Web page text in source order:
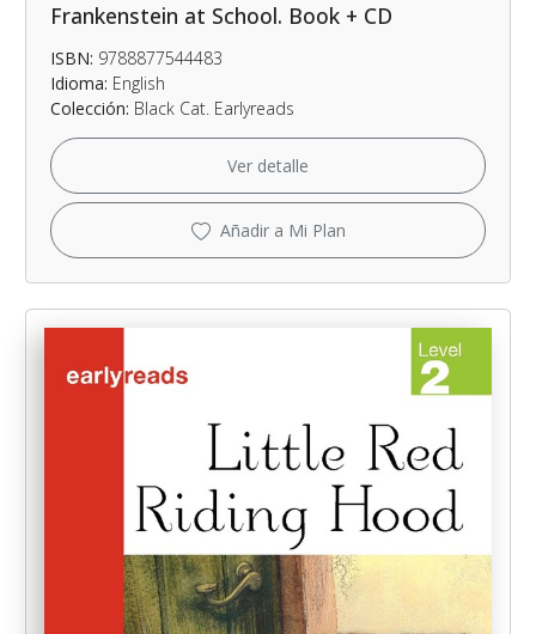
Frankenstein at School. Book + CD
ISBN: 9788877544483
Idioma: English
Colección: Black Cat. Earlyreads
Ver detalle
Añadir a Mi Plan